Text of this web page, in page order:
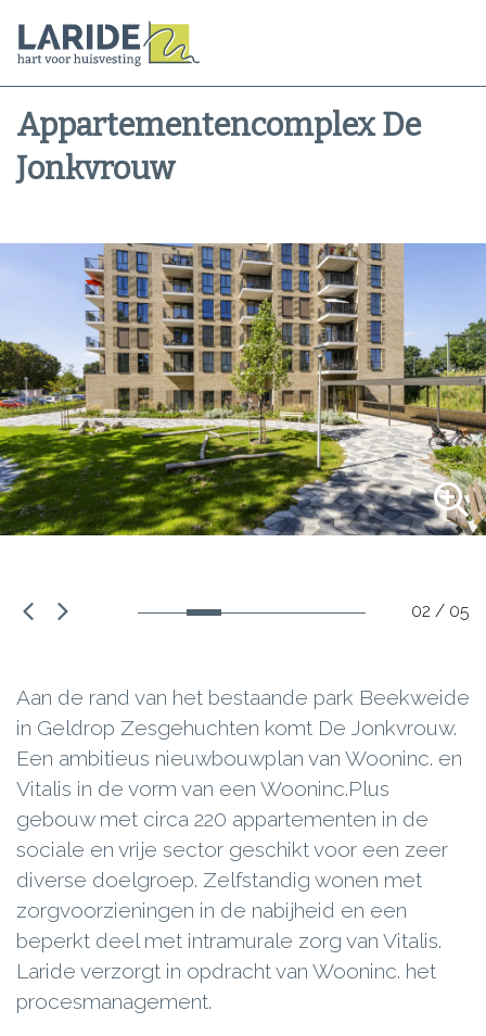
Appartementencomplex De
Jonkvrouw
02 / 05
Aan de rand van het bestaande park Beekweide
in Geldrop Zesgehuchten komt De Jonkvrouw.
Een ambitieus nieuwbouwplan van Wooninc. en
Vitalis in de vorm van een Wooninc.Plus
gebouw met circa 220 appartementen in de
sociale en vrije sector geschikt voor een zeer
diverse doelgroep. Zelfstandig wonen met
zorgvoorzieningen in de nabijheid en een
beperkt deel met intramurale zorg van Vitalis.
Laride verzorgt in opdracht van Wooninc. het
procesmanagement.